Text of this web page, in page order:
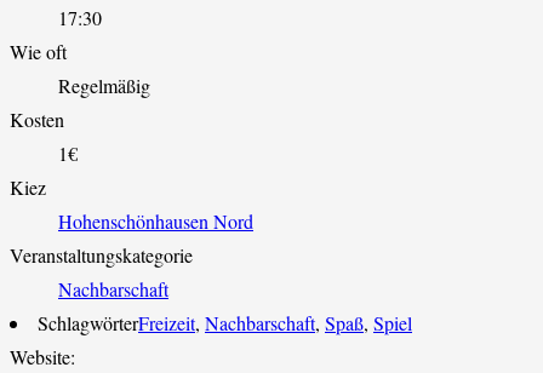
17:30
Wie oft
Regelmäßig
Kosten
1€
Kiez
Hohenschönhausen Nord
Veranstaltungskategorie
Nachbarschaft
SchlagwörterFreizeit, Nachbarschaft, Spaß, Spiel
Website: